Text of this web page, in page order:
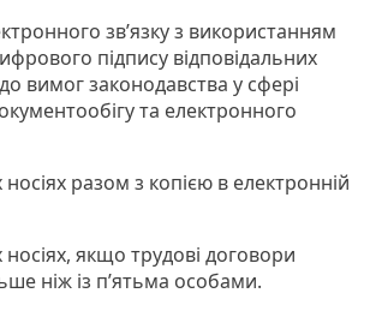
зв’язку з використанням
підпису відповідальних
вимог законодавства у сфері
та електронного
разом з копією в електронній
якщо трудові договори
ніж із п’ятьма особами.